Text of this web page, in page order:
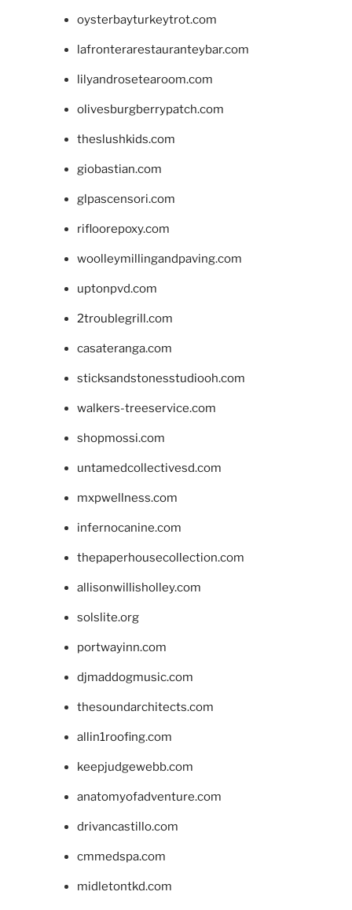
oysterbayturkeytrot.com
lafronterarestauranteybar.com
lilyandrosetearoom.com
olivesburgberrypatch.com
theslushkids.com
giobastian.com
glpascensori.com
rifloorepoxy.com
woolleymillingandpaving.com
uptonpvd.com
2troublegrill.com
casateranga.com
sticksandstonesstudiooh.com
walkers-treeservice.com
shopmossi.com
untamedcollectivesd.com
mxpwellness.com
infernocanine.com
thepaperhousecollection.com
allisonwillisholley.com
solslite.org
portwayinn.com
djmaddogmusic.com
thesoundarchitects.com
allin1roofing.com
keepjudgewebb.com
anatomyofadventure.com
drivancastillo.com
cmmedspa.com
midletontkd.com